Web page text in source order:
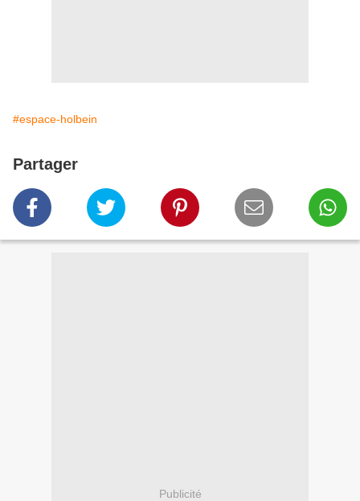
#espace-holbein
Partager
Publicité